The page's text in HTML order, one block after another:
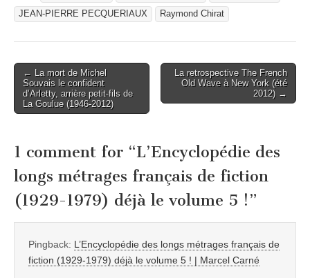
JEAN-PIERRE PECQUERIAUX Raymond Chirat
Post
navigation
← La mort de Michel
Souvais le confident
d’Arletty, arrière petit-fils de
La Goulue (1946-2012)
La retrospective The French
Old Wave à New York (été
2012) →
1 comment for “L’Encyclopédie des
longs métrages français de fiction
(1929-1979) déjà le volume 5 !”
Pingback: L’Encyclopédie des longs métrages français de
fiction (1929-1979) déjà le volume 5 ! | Marcel Carné